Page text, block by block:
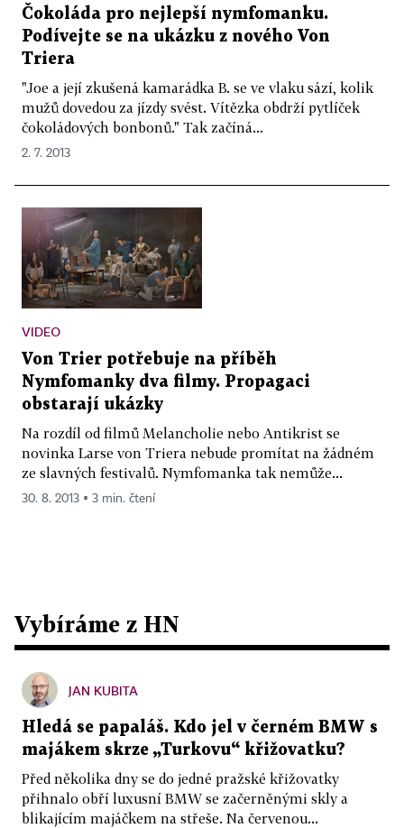
Čokoláda pro nejlepší nymfomanku.
Podívejte se na ukázku z nového Von
Triera
"Joe a její zkušená kamarádka B. se ve vlaku sází, kolik
mužů dovedou za jízdy svést. Vítězka obdrží pytlíček
čokoládových bonbonů." Tak začíná...
2. 7. 2013
VIDEO
Von Trier potřebuje na příběh
Nymfomanky dva filmy. Propagaci
obstarají ukázky
Na rozdíl od filmů Melancholie nebo Antikrist se
novinka Larse von Triera nebude promítat na žádném
ze slavných festivalů. Nymfomanka tak nemůže...
30. 8. 2013 ▪ 3 min. čtení
Vybíráme z HN
JAN KUBITA
Hledá se papaláš. Kdo jel v černém BMW s
majákem skrze „Turkovu“ křižovatku?
Před několika dny se do jedné pražské křižovatky
přihnalo obří luxusní BMW se začerněnými skly a
blikajícím majáčkem na střeše. Na červenou...